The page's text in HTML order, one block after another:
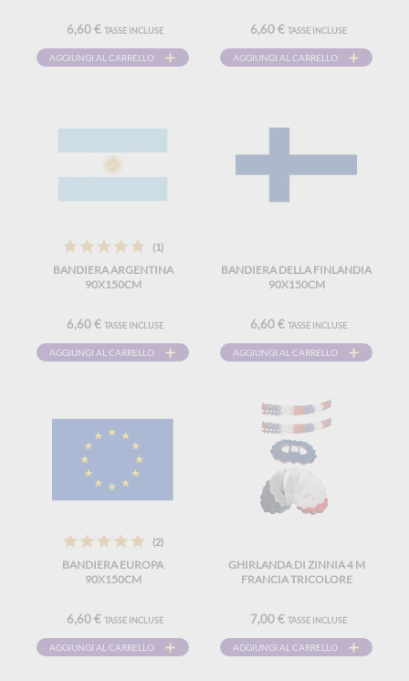
6,60 € TASSE INCLUSE
AGGIUNGI AL CARRELLO
6,60 € TASSE INCLUSE
AGGIUNGI AL CARRELLO
(1)
BANDIERA ARGENTINA
90X150CM
6,60 € TASSE INCLUSE
AGGIUNGI AL CARRELLO
BANDIERA DELLA FINLANDIA
90X150CM
6,60 € TASSE INCLUSE
AGGIUNGI AL CARRELLO
(2)
BANDIERA EUROPA
90X150CM
6,60 € TASSE INCLUSE
AGGIUNGI AL CARRELLO
GHIRLANDA DI ZINNIA 4 M
FRANCIA TRICOLORE
7,00 € TASSE INCLUSE
AGGIUNGI AL CARRELLO